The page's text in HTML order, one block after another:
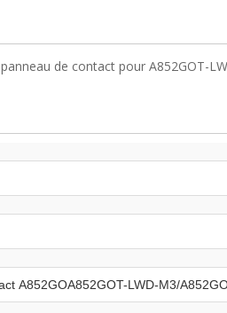
panneau de contact pour A852GOT-